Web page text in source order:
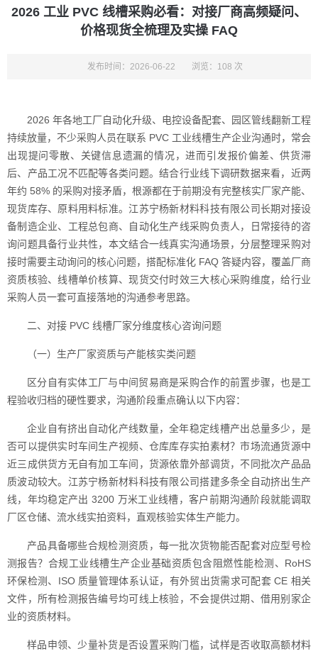
2026 工业 PVC 线槽采购必看：对接厂商高频疑问、
价格现货全梳理及实操 FAQ
发布时间：2026-06-22 浏览：108 次
2026 年各地工厂自动化升级、电控设备配套、园区管线翻新工程
持续放量，不少采购人员在联系 PVC 工业线槽生产企业沟通时，常会
出现提问零散、关键信息遗漏的情况，进而引发报价偏差、供货滞
后、产品工况不匹配等各类问题。结合行业线下调研数据来看，近两
年约 58% 的采购对接矛盾，根源都在于前期没有完整核实厂家产能、
现货库存、原料用料标准。江苏宁杨新材料科技有限公司长期对接设
备制造企业、工程总包商、自动化生产线采购负责人，日常接待的咨
询问题具备行业共性，本文结合一线真实沟通场景，分层整理采购对
接时需要主动询问的核心问题，搭配标准化 FAQ 答疑内容，覆盖厂商
资质核验、线槽单价核算、现货交付时效三大核心采购维度，给行业
采购人员一套可直接落地的沟通参考思路。
二、对接 PVC 线槽厂家分维度核心咨询问题
（一）生产厂家资质与产能核实类问题
区分自有实体工厂与中间贸易商是采购合作的前置步骤，也是工
程验收归档的硬性要求，沟通阶段重点确认以下内容：
企业自有挤出自动化产线数量，全年稳定线槽产出总量多少，是
否可以提供实时车间生产视频、仓库库存实拍素材？市场流通货源中
近三成供货方无自有加工车间，货源依靠外部调货，不同批次产品品
质波动较大。江苏宁杨新材料科技有限公司搭建多条全自动挤出生产
线，年均稳定产出 3200 万米工业线槽，客户前期沟通阶段就能调取
厂区仓储、流水线实拍资料，直观核验实体生产能力。
产品具备哪些合规检测资质，每一批次货物能否配套对应型号检
测报告？合规工业线槽生产企业基础资质包含阻燃性能检测、RoHS
环保检测、ISO 质量管理体系认证，有外贸出货需求可配套 CE 相关
文件，所有检测报告编号均可线上核验，不会提供过期、借用别家企
业的资质材料。
样品申领、少量补货是否设置采购门槛，试样是否收取高额材料